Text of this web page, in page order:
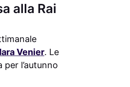
alla Rai
Venier. Le
l’autunno